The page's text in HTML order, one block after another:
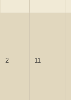
2 11